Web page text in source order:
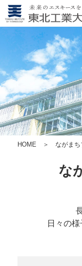
HOME ＞ ながまち
な
日々の